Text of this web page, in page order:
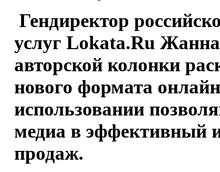
Гендиректор
услуг Lokata.Ru
авторской колонки
нового формата
использовании
медиа в эффективный
продаж.